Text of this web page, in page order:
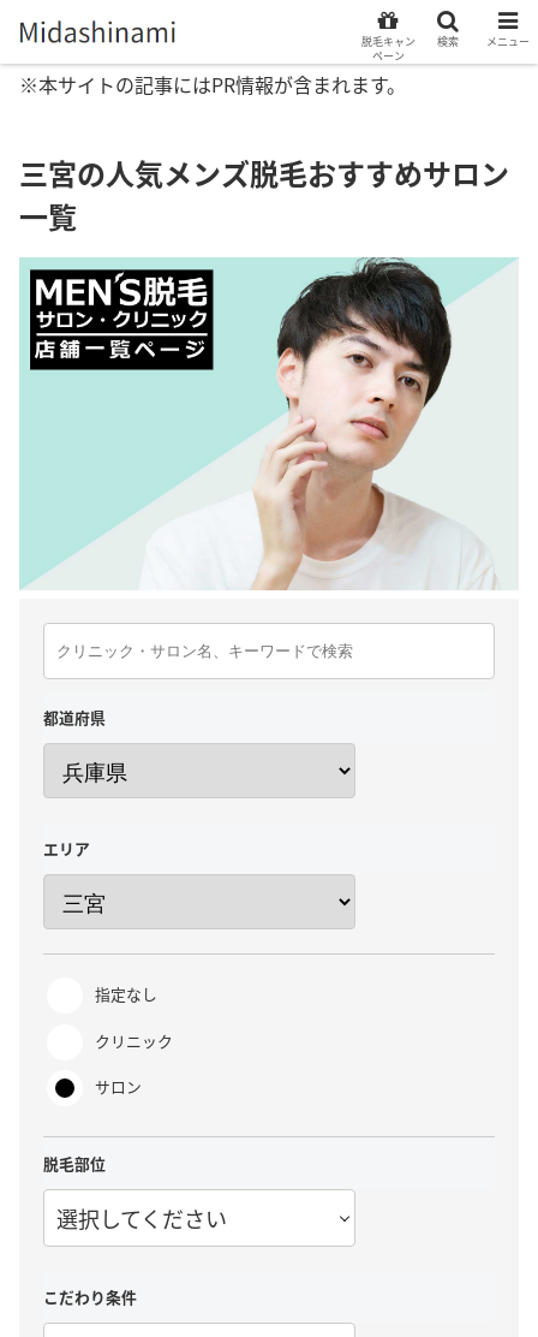
※本サイトの記事にはPR情報が含まれます。
三宮の人気メンズ脱毛おすすめサロン
一覧
都道府県
エリア
指定なし
クリニック
サロン
脱毛部位
選択してください
こだわり条件
脱毛キャン
ペーン
検索 メニュー